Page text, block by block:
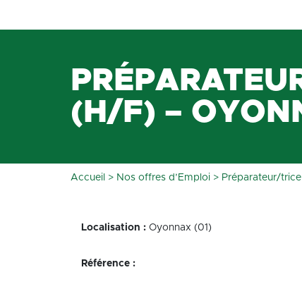
(H/F) –
Accueil > Nos offres d’Emploi > Préparateur/
Localisation : Oyonnax (01)
Référence :